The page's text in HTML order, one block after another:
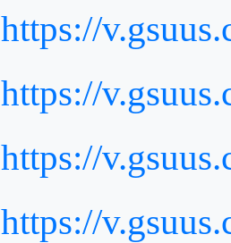
https://
https://
https://
https://